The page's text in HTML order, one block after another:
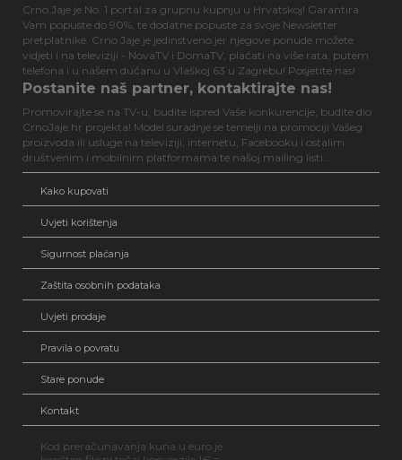
Crno Jaje je No. 1 portal za grupnu kupnju u Hrvatskoj! Garantira
Vam popuste do 90%, te dodatne popuste za svoje Newsletter
pretplatnike. Crno Jaje je jedinstveno jer njegove ponude možete
vidjeti i na televiziji - NovaTV i DomaTV, plaćati na više rata, putem
telefona i u našem dućanu u Vlaškoj 63 u Zagrebu! Posjetite nas!
Postanite naš partner, kontaktirajte nas!
Promovirajte se na TV-u, budite ispred Vaše konkurencije, budite dio
CrnoJaje.hr projekta! Model suradnje se temelji na promociji Vašeg
proizvoda ili usluge na televiziji, internetu, Facebooku i ostalim
društvenim i mobilnim platformama te našoj mailing listi...
Kako kupovati
Uvjeti korištenja
Sigurnost plaćanja
Zaštita osobnih podataka
Uvjeti prodaje
Pravila o povratu
Stare ponude
Kontakt
Kod preračunavanja kuna u euro je